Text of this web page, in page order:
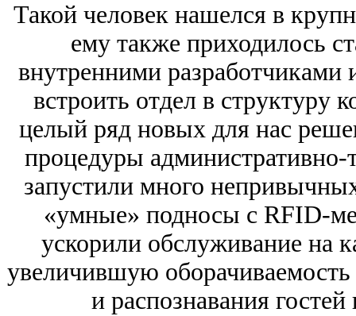
Такой человек нашелся в
ему также приходилось
внутренними
встроить отдел в структуру
целый ряд новых для нас
процедуры
запустили много
«умные» подносы c RFID-
ускорили обслуживание на
увеличившую
и распознавания